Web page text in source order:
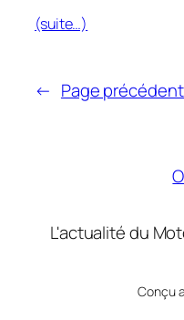
(suite…)
← Page
L'actualité du
Conçu